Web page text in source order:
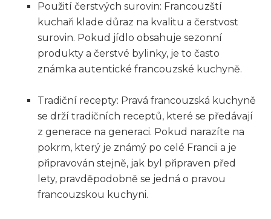
Použití čerstvých surovin: Francouzští
kuchaři klade důraz na kvalitu a čerstvost
surovin. Pokud jídlo obsahuje sezonní
produkty a čerstvé bylinky, je to často
známka autentické francouzské kuchyně.
Tradiční recepty: Pravá francouzská kuchyně
se drží tradičních receptů, které se předávají
z generace na generaci. Pokud narazíte na
pokrm, který je známý po celé Francii a je
připravován stejně, jak byl připraven před
lety, pravděpodobně se jedná o pravou
francouzskou kuchyni.